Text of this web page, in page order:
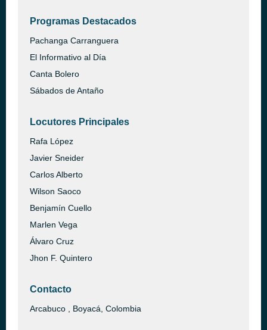
Programas Destacados
Pachanga Carranguera
El Informativo al Día
Canta Bolero
Sábados de Antaño
Locutores Principales
Rafa López
Javier Sneider
Carlos Alberto
Wilson Saoco
Benjamín Cuello
Marlen Vega
Álvaro Cruz
Jhon F. Quintero
Contacto
Arcabuco , Boyacá, Colombia